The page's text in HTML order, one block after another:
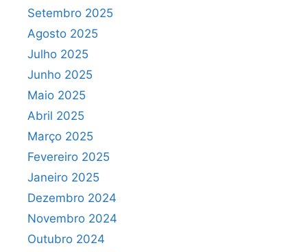
Setembro 2025
Agosto 2025
Julho 2025
Junho 2025
Maio 2025
Abril 2025
Março 2025
Fevereiro 2025
Janeiro 2025
Dezembro 2024
Novembro 2024
Outubro 2024